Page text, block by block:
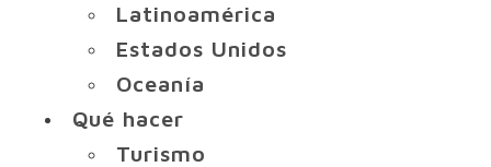
Latinoamérica
Estados Unidos
Oceanía
Qué hacer
Turismo